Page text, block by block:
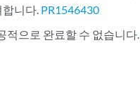
합니다. PR1546430
적으로 완료할 수 없습니다.